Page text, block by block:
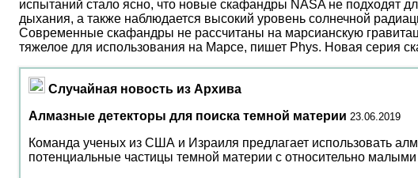
испытаний стало ясно, что новые скафандры NASA не подходят
дыхания, а также наблюдается высокий уровень солнечной
Современные скафандры не рассчитаны на марсианскую
тяжелое для использования на Марсе, пишет Phys. Новая серия
Случайная новость из Архива
Алмазные детекторы для поиска темной материи 23.06.2019
Команда ученых из США и Израиля предлагает использовать
потенциальные частицы темной материи с относительно